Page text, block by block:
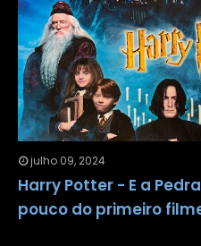
julho 09, 2024
Harry Potter - E a
pouco do primeiro